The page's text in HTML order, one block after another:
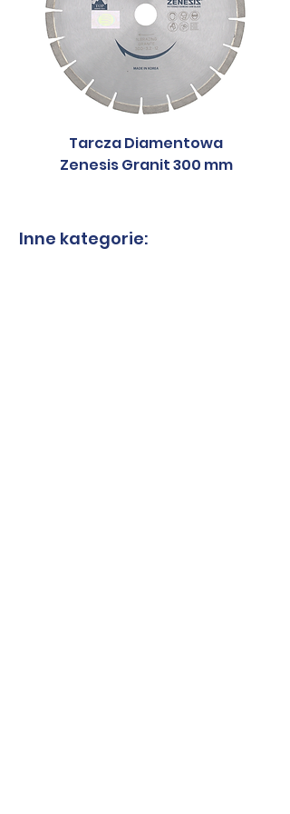
Tarcza Diamentowa
Zenesis Granit 300 mm
Inne kategorie: